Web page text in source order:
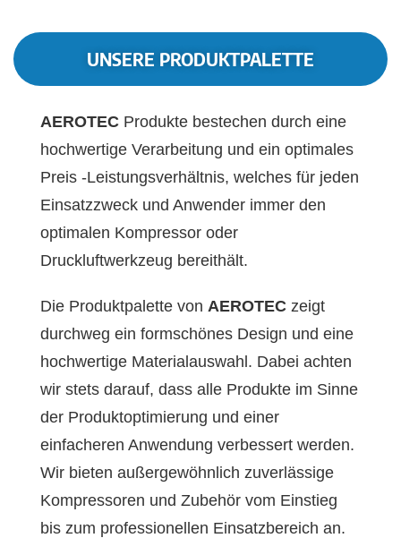
UNSERE PRODUKTPALETTE
AEROTEC Produkte bestechen durch eine
hochwertige Verarbeitung und ein optimales
Preis -Leistungsverhältnis, welches für jeden
Einsatzzweck und Anwender immer den
optimalen Kompressor oder
Druckluftwerkzeug bereithält.
Die Produktpalette von AEROTEC zeigt
durchweg ein formschönes Design und eine
hochwertige Materialauswahl. Dabei achten
wir stets darauf, dass alle Produkte im Sinne
der Produktoptimierung und einer
einfacheren Anwendung verbessert werden.
Wir bieten außergewöhnlich zuverlässige
Kompressoren und Zubehör vom Einstieg
bis zum professionellen Einsatzbereich an.